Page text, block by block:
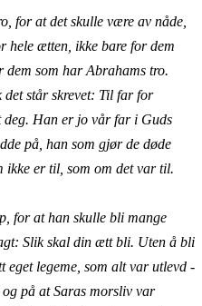
for at det skulle være av nåde,
hele ætten, ikke bare for dem
dem som har Abrahams tro.
står skrevet: Til far for
deg. Han er jo vår far i Guds
på, han som gjør de døde
ikke er til, som om det var til.
for at han skulle bli mange
Slik skal din ætt bli. Uten å bli
eget legeme, som alt var utlevd -
på at Saras morsliv var